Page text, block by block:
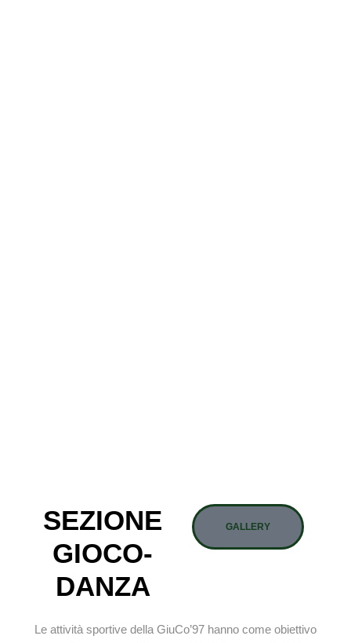
SEZIONE
GIOCO-
DANZA
GALLERY
Le attività sportive della GiuCo’97 hanno come obiettivo